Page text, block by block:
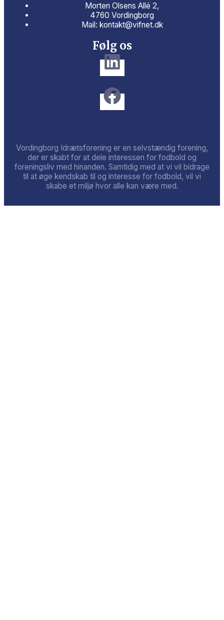
Morten Olsens Allé 2,
4760 Vordingborg
Mail: kontakt@vifnet.dk
Følg os
Vordingborg Idrætsforening er en selvstændig forening,
der er skabt for at dele interessen for fodbold og
foreningsliv med hinanden. Samtidig med at vi vil bidrage
til at øge kendskab til og interesse for fodbold, vil vi
skabe et miljø hvor alle kan være med.